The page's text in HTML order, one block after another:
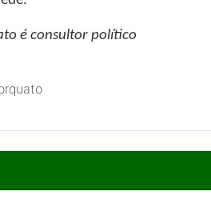
é consultor político